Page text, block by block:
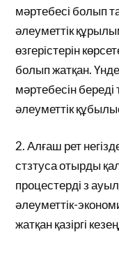
мәртебесі болып
әлеуметтік
өзгерістерін
болып жатқан.
мәртебесін береді
әлеуметтік
2. Алғаш рет
стзтуса отырды
процестерді з
әлеуметтік-
жатқан қазіргі